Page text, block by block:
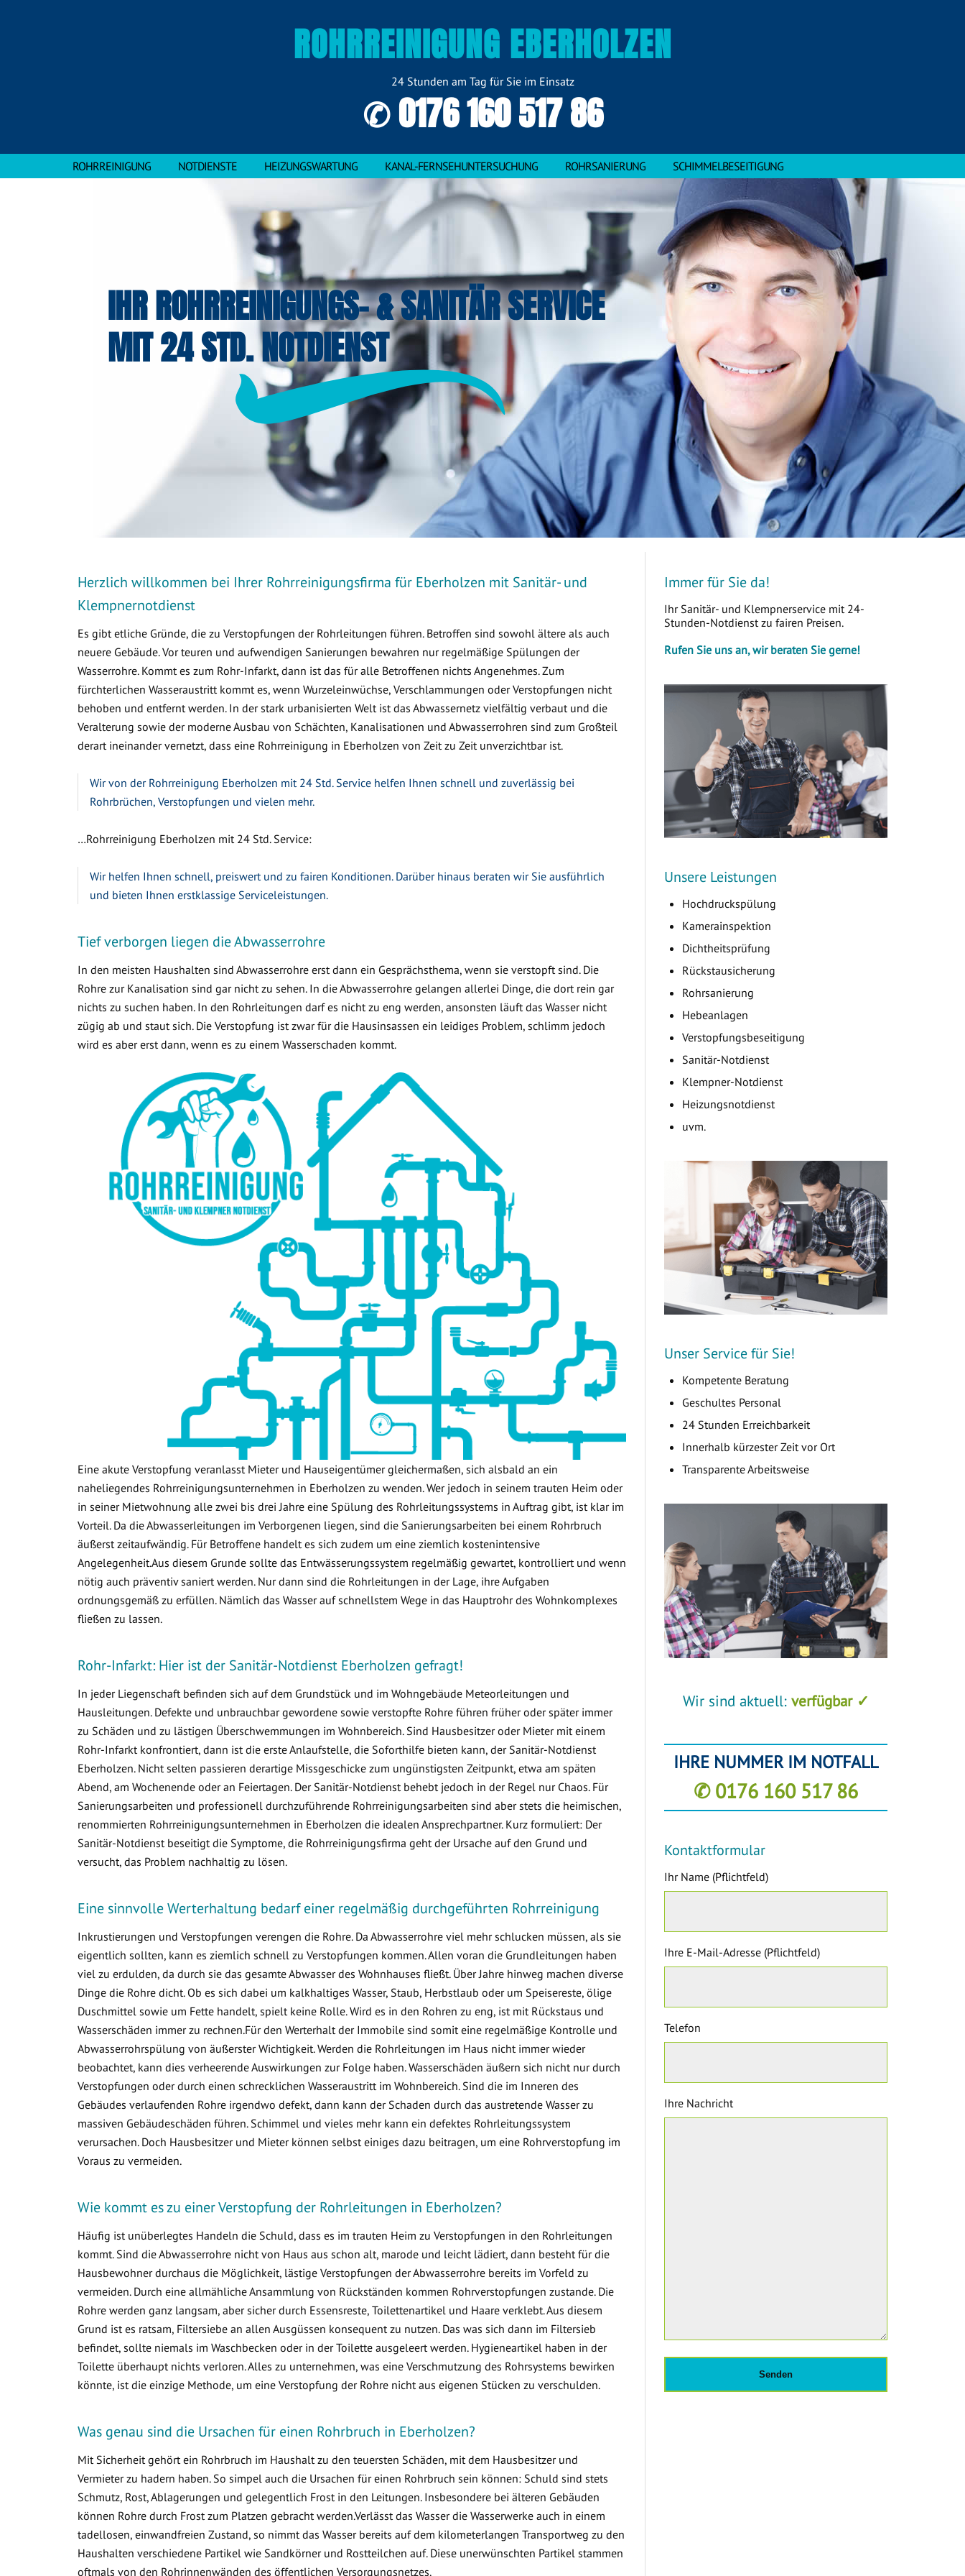
ROHRREINIGUNG EBERHOLZEN
24 Stunden am Tag für Sie im Einsatz
✆ 0176 160 517 86
ROHRREINIGUNG NOTDIENSTE HEIZUNGSWARTUNG KANAL-FERNSEHUNTERSUCHUNG ROHRSANIERUNG SCHIMMELBESEITIGUNG
IHR ROHRREINIGUNGS- & SANITÄR SERVICE
MIT 24 STD. NOTDIENST
Herzlich willkommen bei Ihrer Rohrreinigungsfirma für Eberholzen mit Sanitär- und
Klempnernotdienst
Es gibt etliche Gründe, die zu Verstopfungen der Rohrleitungen führen. Betroffen sind sowohl ältere als auch
neuere Gebäude. Vor teuren und aufwendigen Sanierungen bewahren nur regelmäßige Spülungen der
Wasserrohre. Kommt es zum Rohr-Infarkt, dann ist das für alle Betroffenen nichts Angenehmes. Zum
fürchterlichen Wasseraustritt kommt es, wenn Wurzeleinwüchse, Verschlammungen oder Verstopfungen nicht
behoben und entfernt werden. In der stark urbanisierten Welt ist das Abwassernetz vielfältig verbaut und die
Veralterung sowie der moderne Ausbau von Schächten, Kanalisationen und Abwasserrohren sind zum Großteil
derart ineinander vernetzt, dass eine Rohrreinigung in Eberholzen von Zeit zu Zeit unverzichtbar ist.
Wir von der Rohrreinigung Eberholzen mit 24 Std. Service helfen Ihnen schnell und zuverlässig bei
Rohrbrüchen, Verstopfungen und vielen mehr.
…Rohrreinigung Eberholzen mit 24 Std. Service:
Wir helfen Ihnen schnell, preiswert und zu fairen Konditionen. Darüber hinaus beraten wir Sie ausführlich
und bieten Ihnen erstklassige Serviceleistungen.
Tief verborgen liegen die Abwasserrohre
In den meisten Haushalten sind Abwasserrohre erst dann ein Gesprächsthema, wenn sie verstopft sind. Die
Rohre zur Kanalisation sind gar nicht zu sehen. In die Abwasserrohre gelangen allerlei Dinge, die dort rein gar
nichts zu suchen haben. In den Rohrleitungen darf es nicht zu eng werden, ansonsten läuft das Wasser nicht
zügig ab und staut sich. Die Verstopfung ist zwar für die Hausinsassen ein leidiges Problem, schlimm jedoch
wird es aber erst dann, wenn es zu einem Wasserschaden kommt.
Eine akute Verstopfung veranlasst Mieter und Hauseigentümer gleichermaßen, sich alsbald an ein
naheliegendes Rohrreinigungsunternehmen in Eberholzen zu wenden. Wer jedoch in seinem trauten Heim oder
in seiner Mietwohnung alle zwei bis drei Jahre eine Spülung des Rohrleitungssystems in Auftrag gibt, ist klar im
Vorteil. Da die Abwasserleitungen im Verborgenen liegen, sind die Sanierungsarbeiten bei einem Rohrbruch
äußerst zeitaufwändig. Für Betroffene handelt es sich zudem um eine ziemlich kostenintensive
Angelegenheit.Aus diesem Grunde sollte das Entwässerungssystem regelmäßig gewartet, kontrolliert und wenn
nötig auch präventiv saniert werden. Nur dann sind die Rohrleitungen in der Lage, ihre Aufgaben
ordnungsgemäß zu erfüllen. Nämlich das Wasser auf schnellstem Wege in das Hauptrohr des Wohnkomplexes
fließen zu lassen.
Rohr-Infarkt: Hier ist der Sanitär-Notdienst Eberholzen gefragt!
In jeder Liegenschaft befinden sich auf dem Grundstück und im Wohngebäude Meteorleitungen und
Hausleitungen. Defekte und unbrauchbar gewordene sowie verstopfte Rohre führen früher oder später immer
zu Schäden und zu lästigen Überschwemmungen im Wohnbereich. Sind Hausbesitzer oder Mieter mit einem
Rohr-Infarkt konfrontiert, dann ist die erste Anlaufstelle, die Soforthilfe bieten kann, der Sanitär-Notdienst
Eberholzen. Nicht selten passieren derartige Missgeschicke zum ungünstigsten Zeitpunkt, etwa am späten
Abend, am Wochenende oder an Feiertagen. Der Sanitär-Notdienst behebt jedoch in der Regel nur Chaos. Für
Sanierungsarbeiten und professionell durchzuführende Rohrreinigungsarbeiten sind aber stets die heimischen,
renommierten Rohrreinigungsunternehmen in Eberholzen die idealen Ansprechpartner. Kurz formuliert: Der
Sanitär-Notdienst beseitigt die Symptome, die Rohrreinigungsfirma geht der Ursache auf den Grund und
versucht, das Problem nachhaltig zu lösen.
Eine sinnvolle Werterhaltung bedarf einer regelmäßig durchgeführten Rohrreinigung
Inkrustierungen und Verstopfungen verengen die Rohre. Da Abwasserrohre viel mehr schlucken müssen, als sie
eigentlich sollten, kann es ziemlich schnell zu Verstopfungen kommen. Allen voran die Grundleitungen haben
viel zu erdulden, da durch sie das gesamte Abwasser des Wohnhauses fließt. Über Jahre hinweg machen diverse
Dinge die Rohre dicht. Ob es sich dabei um kalkhaltiges Wasser, Staub, Herbstlaub oder um Speisereste, ölige
Duschmittel sowie um Fette handelt, spielt keine Rolle. Wird es in den Rohren zu eng, ist mit Rückstaus und
Wasserschäden immer zu rechnen.Für den Werterhalt der Immobile sind somit eine regelmäßige Kontrolle und
Abwasserrohrspülung von äußerster Wichtigkeit. Werden die Rohrleitungen im Haus nicht immer wieder
beobachtet, kann dies verheerende Auswirkungen zur Folge haben. Wasserschäden äußern sich nicht nur durch
Verstopfungen oder durch einen schrecklichen Wasseraustritt im Wohnbereich. Sind die im Inneren des
Gebäudes verlaufenden Rohre irgendwo defekt, dann kann der Schaden durch das austretende Wasser zu
massiven Gebäudeschäden führen. Schimmel und vieles mehr kann ein defektes Rohrleitungssystem
verursachen. Doch Hausbesitzer und Mieter können selbst einiges dazu beitragen, um eine Rohrverstopfung im
Voraus zu vermeiden.
Wie kommt es zu einer Verstopfung der Rohrleitungen in Eberholzen?
Häufig ist unüberlegtes Handeln die Schuld, dass es im trauten Heim zu Verstopfungen in den Rohrleitungen
kommt. Sind die Abwasserrohre nicht von Haus aus schon alt, marode und leicht lädiert, dann besteht für die
Hausbewohner durchaus die Möglichkeit, lästige Verstopfungen der Abwasserrohre bereits im Vorfeld zu
vermeiden. Durch eine allmähliche Ansammlung von Rückständen kommen Rohrverstopfungen zustande. Die
Rohre werden ganz langsam, aber sicher durch Essensreste, Toilettenartikel und Haare verklebt. Aus diesem
Grund ist es ratsam, Filtersiebe an allen Ausgüssen konsequent zu nutzen. Das was sich dann im Filtersieb
befindet, sollte niemals im Waschbecken oder in der Toilette ausgeleert werden. Hygieneartikel haben in der
Toilette überhaupt nichts verloren. Alles zu unternehmen, was eine Verschmutzung des Rohrsystems bewirken
könnte, ist die einzige Methode, um eine Verstopfung der Rohre nicht aus eigenen Stücken zu verschulden.
Was genau sind die Ursachen für einen Rohrbruch in Eberholzen?
Mit Sicherheit gehört ein Rohrbruch im Haushalt zu den teuersten Schäden, mit dem Hausbesitzer und
Vermieter zu hadern haben. So simpel auch die Ursachen für einen Rohrbruch sein können: Schuld sind stets
Schmutz, Rost, Ablagerungen und gelegentlich Frost in den Leitungen. Insbesondere bei älteren Gebäuden
können Rohre durch Frost zum Platzen gebracht werden.Verlässt das Wasser die Wasserwerke auch in einem
tadellosen, einwandfreien Zustand, so nimmt das Wasser bereits auf dem kilometerlangen Transportweg zu den
Haushalten verschiedene Partikel wie Sandkörner und Rostteilchen auf. Diese unerwünschten Partikel stammen
oftmals von den Rohrinnenwänden des öffentlichen Versorgungsnetzes.
Immer für Sie da!
Ihr Sanitär- und Klempnerservice mit 24-
Stunden-Notdienst zu fairen Preisen.
Rufen Sie uns an, wir beraten Sie gerne!
Unsere Leistungen
Hochdruckspülung
Kamerainspektion
Dichtheitsprüfung
Rückstausicherung
Rohrsanierung
Hebeanlagen
Verstopfungsbeseitigung
Sanitär-Notdienst
Klempner-Notdienst
Heizungsnotdienst
uvm.
Unser Service für Sie!
Kompetente Beratung
Geschultes Personal
24 Stunden Erreichbarkeit
Innerhalb kürzester Zeit vor Ort
Transparente Arbeitsweise
Wir sind aktuell: verfügbar ✓
IHRE NUMMER IM NOTFALL
✆ 0176 160 517 86
Kontaktformular
Ihr Name (Pflichtfeld)
Ihre E-Mail-Adresse (Pflichtfeld)
Telefon
Ihre Nachricht